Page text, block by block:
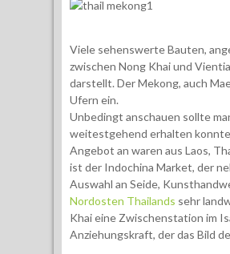
Viele sehenswerte Bauten,
zwischen Nong Khai und
darstellt. Der Mekong, auch
Ufern ein.
Unbedingt anschauen sollte
weitestgehend erhalten
Angebot an waren aus Laos,
ist der Indochina Market, der
Auswahl an Seide,
Nordosten Thailands sehr
Khai eine Zwischenstation im
Anziehungskraft, der das Bild